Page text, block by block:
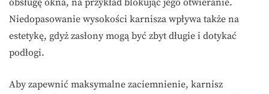
Niedopasowanie wysokości karnisza wpływa także na
estetykę, gdyż zasłony mogą być zbyt długie i dotykać
podłogi.
Aby zapewnić maksymalne zaciemnienie, karnisz